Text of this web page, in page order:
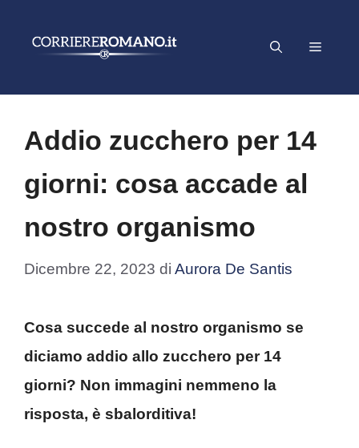
Menu
Addio zucchero per 14
giorni: cosa accade al
nostro organismo
Dicembre 22, 2023 di Aurora De Santis
Cosa succede al nostro organismo se
diciamo addio allo zucchero per 14
giorni? Non immagini nemmeno la
risposta, è sbalorditiva!